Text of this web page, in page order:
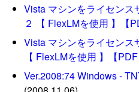
Vista マシンをライセンス
２ 【 FlexLMを使用 】【
Vista マシンをライセンス
【 FlexLMを使用 】【PDF
Ver.2008:74 Windows -